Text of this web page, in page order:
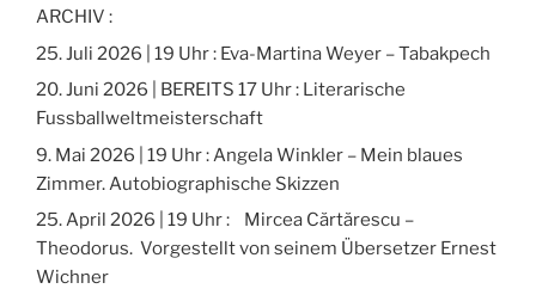
ARCHIV :
25. Juli 2026 | 19 Uhr : Eva-Martina Weyer – Tabakpech
20. Juni 2026 | BEREITS 17 Uhr : Literarische
Fussballweltmeisterschaft
9. Mai 2026 | 19 Uhr : Angela Winkler – Mein blaues
Zimmer. Autobiographische Skizzen
25. April 2026 | 19 Uhr : Mircea Cărtărescu –
Theodorus. Vorgestellt von seinem Übersetzer Ernest
Wichner